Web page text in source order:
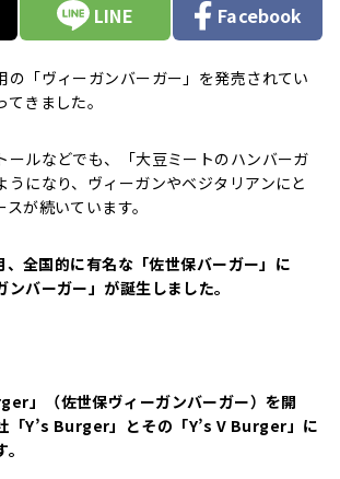
LINE Facebook
の「ヴィーガンバーガー」を発売されてい
きました。
ールなどでも、「大豆ミートのハンバーガ
うになり、ヴィーガンやベジタリアンにと
が続いています。
、全国的に有名な「佐世保バーガー」に
バーガー」が誕生しました。
」（佐世保ヴィーガンバーガー）を開
「Y’s Burger」とその「Y’s V Burger」に